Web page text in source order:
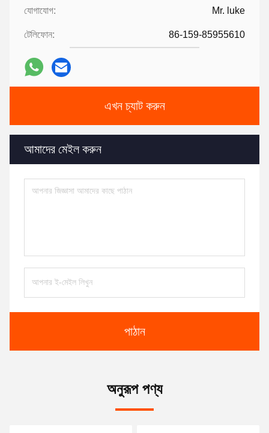
যোগাযোগ: Mr. luke
টেলিফোন: 86-159-85955610
এখন চ্যাট করুন
আমাদের মেইল করুন
পাঠান
অনুরূপ পণ্য